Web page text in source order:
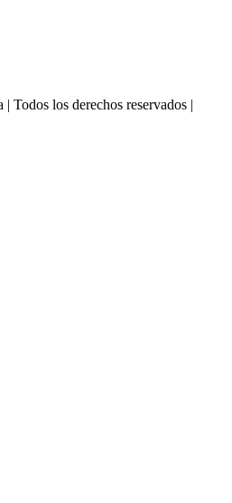
Todos los derechos reservados |